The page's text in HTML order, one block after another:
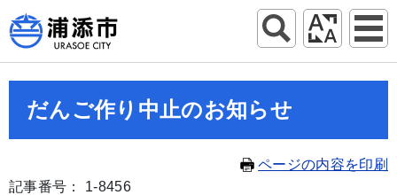
だんご作り中止のお知らせ
ページの内容を印刷
記事番号： 1-8456